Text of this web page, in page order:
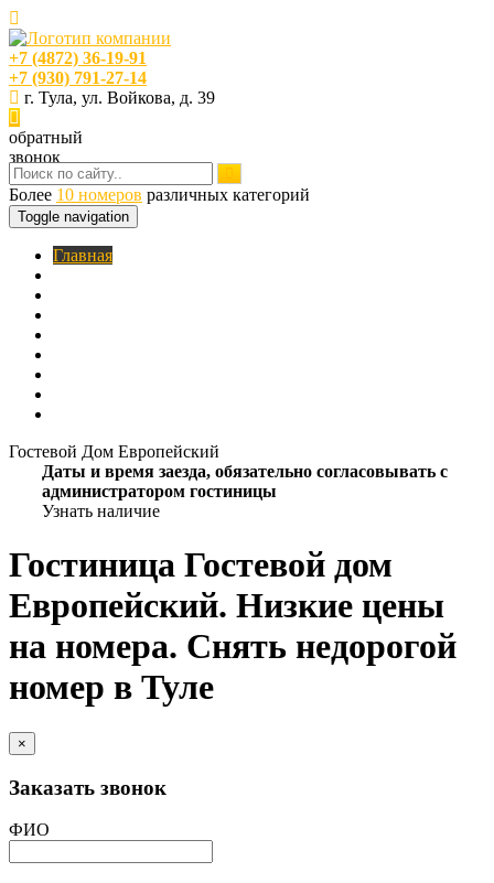
+7 (4872) 36-19-91
+7 (930) 791-27-14
г. Тула, ул. Войкова, д. 39
обратный
звонок
Более 10 номеров различных категорий
Toggle navigation
Главная
Гостевой Дом Европейский
Даты и время заезда, обязательно согласовывать с
администратором гостиницы
Узнать наличие
Гостиница Гостевой дом
Европейский. Низкие цены
на номера. Снять недорогой
номер в Туле
×
Заказать звонок
ФИО